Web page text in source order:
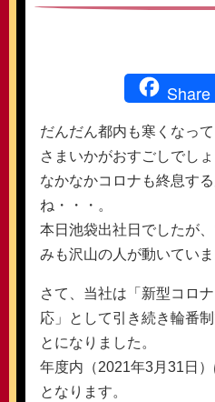
Share
だんだん都内も寒くなっ
さまいかがおすごしでしょ
なかなかコロナも終息す
ね・・・。
本日池袋出社日でしたが
みも沢山の人が動いていま
さて、当社は「新型コロ
応」として引き続き輪番
とになりました。
年度内（2021年3月31日
となります。